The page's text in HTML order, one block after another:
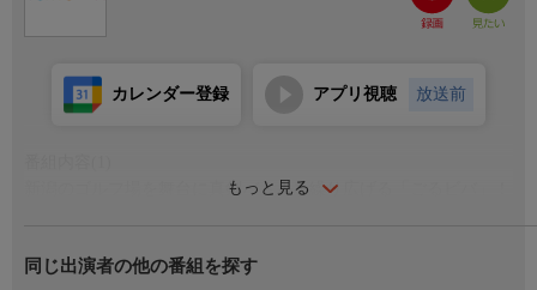
もっと見る
カレンダー登録 アプリ視聴 放送前
新潟のゴルフ場を舞台に真剣バトルを繰り広げる「ごるビバ」！
芸人・ココリコ遠藤章造と、現在実力急上昇中のはんにゃ．金田
同じ出演者の他の番組を探す